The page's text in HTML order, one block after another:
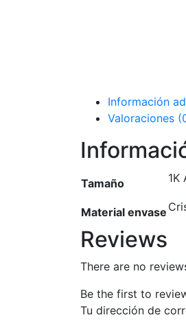
Información
Valoraciones
Tamaño 1K
Material envase
Reviews
There are no
Be the first to
Tu dirección de